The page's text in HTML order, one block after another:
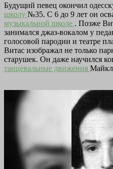
Будущий певец окончил
школу №35. С 6 до 9 лет он
музыкальной школе . Позже
занимался джаз-вокалом у
голосовой пародии и театре
Витас изображал не только
старушек. Он даже научился
танцевальные движения